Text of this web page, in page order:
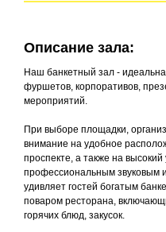
Описание зала:
Наш банкетный зал -
фуршетов, корпоративов,
мероприятий.
При выборе площадки,
внимание на удобное
проспекте, а также на
профессиональным звуковым
удивляет гостей богатым
поваром ресторана,
горячих блюд, закусок.